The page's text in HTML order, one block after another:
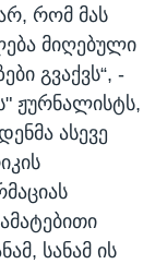
რომ მას
მიღებული
გვაქვს“, -
ჟურნალისტს,
ასევე
სანამ ის